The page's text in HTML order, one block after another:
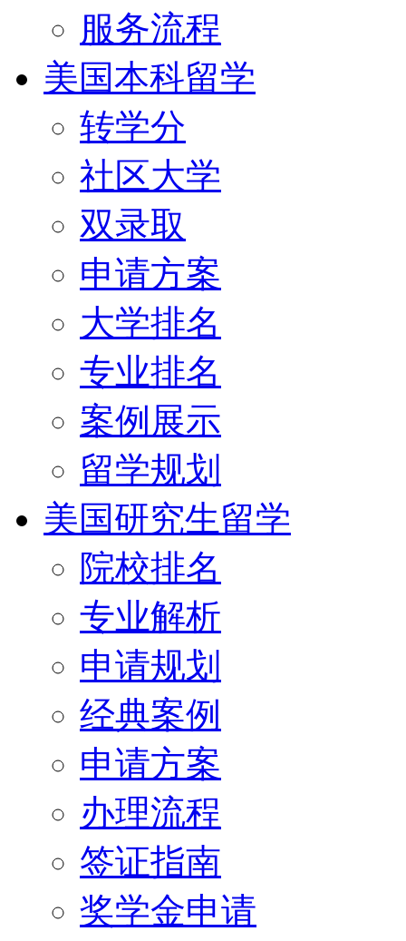
服务流程
美国本科留学
转学分
社区大学
双录取
申请方案
大学排名
专业排名
案例展示
留学规划
美国研究生留学
院校排名
专业解析
申请规划
经典案例
申请方案
办理流程
签证指南
奖学金申请